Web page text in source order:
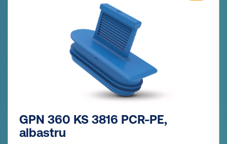
GPN 360 KS 3816 PCR-PE,
albastru